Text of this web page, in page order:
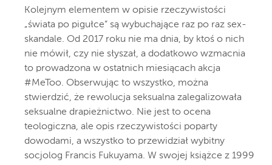
Kolejnym elementem w opisie rzeczywistości
„świata po pigułce” są wybuchające raz po raz sex-
skandale. Od 2017 roku nie ma dnia, by ktoś o nich
nie mówił, czy nie słyszał, a dodatkowo wzmacnia
to prowadzona w ostatnich miesiącach akcja
#MeToo. Obserwując to wszystko, można
stwierdzić, że rewolucja seksualna zalegalizowała
seksualne drapieżnictwo. Nie jest to ocena
teologiczna, ale opis rzeczywistości poparty
dowodami, a wszystko to przewidział wybitny
socjolog Francis Fukuyama. W swojej książce z 1999